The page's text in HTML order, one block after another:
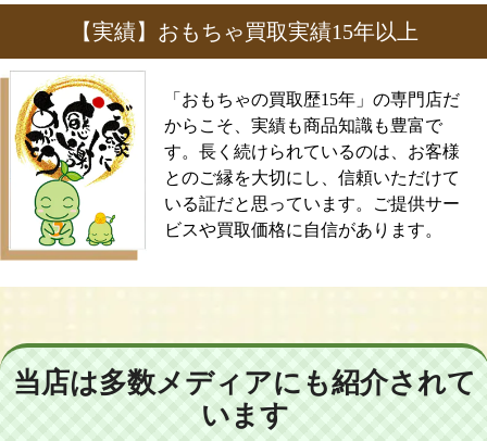
【実績】おもちゃ買取実績15年以上
「おもちゃの買取歴15年」の専門店だ
からこそ、実績も商品知識も豊富で
す。長く続けられているのは、お客様
とのご縁を大切にし、信頼いただけて
いる証だと思っています。ご提供サー
ビスや買取価格に自信があります。
当店は多数メディアにも紹介されて
います